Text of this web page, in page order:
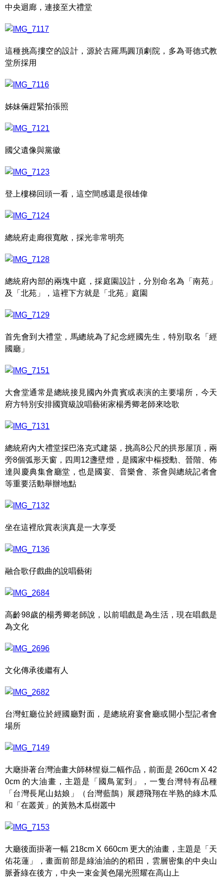
中央迴廊，連接至大禮堂
這種挑高摟空的設計，源於古羅馬圓頂劇院，多為哥德式教
堂所採用
姊妹倆趕緊拍張照
國父遺像與黨徽
登上樓梯回頭一看，這空間感還是很雄偉
總統府走廊很寬敞，採光非常明亮
總統府內部的兩塊中庭，採庭園設計，分別命名為「南苑」
及「北苑」，這裡下方就是「北苑」庭園
首先會到大禮堂，馬總統為了紀念經國先生，特別取名「經
國廳」
大會堂通常是總統接見國內外貴賓或表演的主要場所，今天
府方特別安排國寶級說唱藝術家楊秀卿老師來唸歌
總統府內大禮堂採巴洛克式建築，挑高8公尺的拱形屋頂，兩
旁8個弧形天窗，四周12盞壁燈，是國家中樞授勳、晉階、佈
達與慶典集會廳堂，也是國宴、音樂會、茶會與總統記者會
等重要活動舉辦地點
坐在這裡欣賞表演真是一大享受
融合歌仔戲曲的說唱藝術
高齡98歲的楊秀卿老師說，以前唱戲是為生活，現在唱戲是
為文化
文化傳承後繼有人
台灣虹廳位於經國廳對面，是總統府宴會廳或開小型記者會
場所
大廰掛著台灣油畫大師林惺嶽二幅作品，前面是 260cm X 42
0cm 的大油畫，主題是「國鳥駕到」，一隻台灣特有品種
「台灣長尾山姑娘」（台灣藍鵲）展趐飛翔在半熟的綠木瓜
和「在叢黃」的黃熟木瓜樹叢中
大廳後面掛著一幅 218cm X 660cm 更大的油畫，主題是「天
佑花蓮」，畫面前部是綠油油的的稻田，雲層密集的中央山
脈蒼綠在後方，中央一束金黃色陽光照耀在高山上